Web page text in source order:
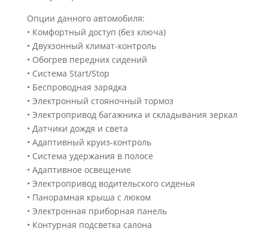
Опции данного автомобиля:
• Комфортный доступ (без ключа)
• Двухзонный климат-контроль
• Обогрев передних сидений
• Система Start/Stop
• Беспроводная зарядка
• Электронный стояночный тормоз
• Электропривод багажника и складывания зеркал
• Датчики дождя и света
• Адаптивный круиз-контроль
• Система удержания в полосе
• Адаптивное освещение
• Электропривод водительского сиденья
• Панорамная крыша с люком
• Электронная приборная панель
• Контурная подсветка салона